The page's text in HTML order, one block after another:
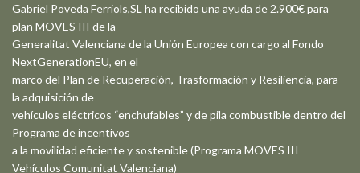
Gabriel Poveda Ferriols,SL ha recibido una ayuda de 2.900€ para
plan MOVES III de la
Generalitat Valenciana de la Unión Europea con cargo al Fondo
NextGenerationEU, en el
marco del Plan de Recuperación, Trasformación y Resiliencia, para
la adquisición de
vehículos eléctricos “enchufables” y de pila combustible dentro del
Programa de incentivos
a la movilidad eficiente y sostenible (Programa MOVES III
Vehículos Comunitat Valenciana)